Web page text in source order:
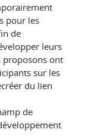
pour les
de
leurs
proposons ont
sur les
du lien
de